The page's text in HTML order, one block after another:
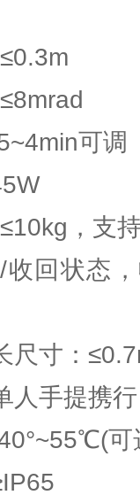
可调
，支持
状态，
寸：
手提携行
可